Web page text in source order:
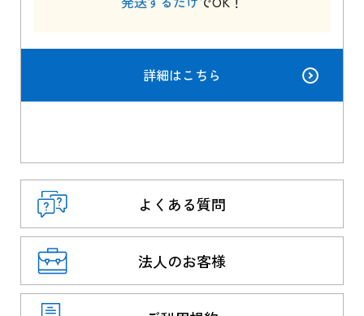
詳細はこちら
よくある質問
法人のお客様